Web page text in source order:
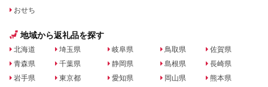
おせち
地域から返礼品を探す
北海道
青森県
岩手県
埼玉県
千葉県
東京都
岐阜県
静岡県
愛知県
鳥取県
島根県
岡山県
佐賀県
長崎県
熊本県